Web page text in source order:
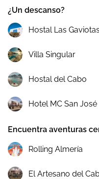
¿Un descanso?
Hostal Las
Villa Singular
Hostal del Cabo
Hotel MC San José
Encuentra aventuras
Rolling Almería
El Artesano del